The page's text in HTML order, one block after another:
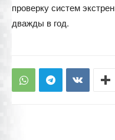
проверку систем
дважды в год.